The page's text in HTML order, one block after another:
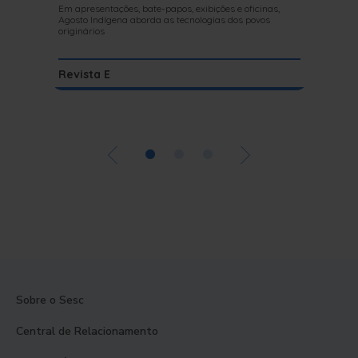
Em apresentações, bate-papos, exibições e oficinas,
Agosto Indígena aborda as tecnologias dos povos
originários
Revista E
•
Sobre o Sesc
Central de Relacionamento